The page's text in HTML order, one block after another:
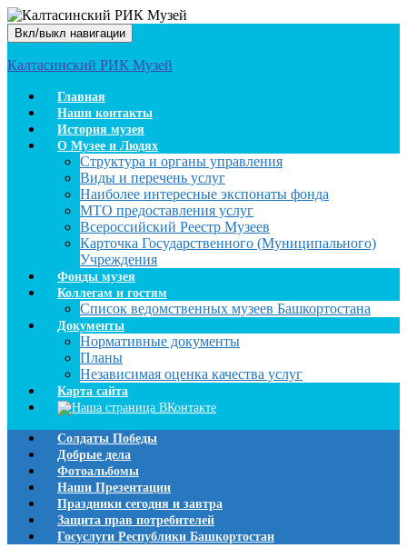
Вкл/выкл навигации
Калтасинский РИК Музей
Главная
Наши контакты
История музея
О Музее и Людях
Структура и органы управления
Виды и перечень услуг
Наиболее интересные экспонаты фонда
МТО предоставления услуг
Всероссийский Реестр Музеев
Карточка Государственного (Муниципального)
Учреждения
Фонды музея
Коллегам и гостям
Список ведомственных музеев Башкортостана
Документы
Нормативные документы
Планы
Независимая оценка качества услуг
Карта сайта
Солдаты Победы
Добрые дела
Фотоальбомы
Наши Презентации
Праздники сегодня и завтра
Защита прав потребителей
Госуслуги Республики Башкортостан